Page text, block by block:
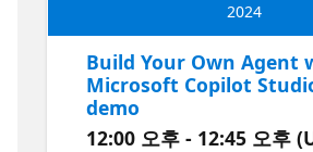
2024
Build Your Own Agent
Microsoft Copilot
demo
12:00 오후 - 12:45 오후